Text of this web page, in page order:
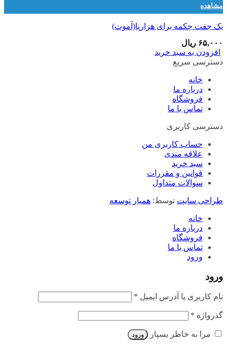
مشاهده
یک جفت چکمه برای هزارپا(آموت)
۶۵,۰۰۰ ریال
افزودن به سبد خرید
دسترسی سریع
خانه
درباره ما
فروشگاه
تماس با ما
دسترسی کاربری
حساب کاربری من
علاقه مندی
سبد خرید
قوانین و مقررات
سوالات متداول
طراحی سایت توسط: همیار توسعه
خانه
درباره ما
فروشگاه
تماس با ما
ورود
ورود
نام کاربری یا آدرس ایمیل *
گذرواژه *
مرا به خاطر بسپار ورود